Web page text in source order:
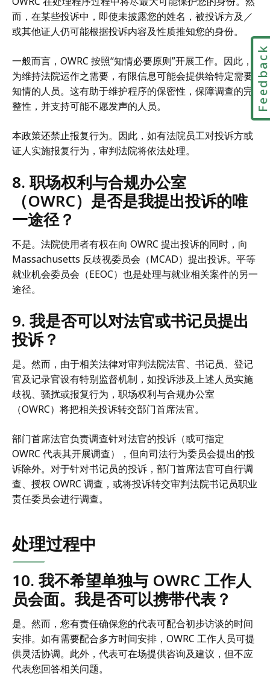
而，在某些投诉中，即使未披露您的姓名，被投诉方及／
或其他证人仍可能根据投诉内容及性质推知您的身份。
一般而言，OWRC 按照“知情必要原则”开展工作。因此，
为维持法院运作之需要，有限信息可能会提供给特定需要
知情的人员。这有助于维护程序的保密性，保障调查的完
整性，并支持可能不愿发声的人员。
本政策还禁止报复行为。因此，如有法院员工对投诉方或
证人实施报复行为，审判法院将依法处理。
8. 职场权利与合规办公室
（OWRC）是否是我提出投诉的唯
一途径？
不是。法院使用者有权在向 OWRC 提出投诉的同时，向
Massachusetts 反歧视委员会（MCAD）提出投诉。平等
就业机会委员会（EEOC）也是处理与就业相关案件的另一
途径。
9. 我是否可以对法官或书记员提出
投诉？
是。然而，由于相关法律对审判法院法官、书记员、登记
官及记录官设有特别监督机制，如投诉涉及上述人员实施
歧视、骚扰或报复行为，职场权利与合规办公室
（OWRC）将把相关投诉转交部门首席法官。
部门首席法官负责调查针对法官的投诉（或可指定
OWRC 代表其开展调查），但向司法行为委员会提出的投
诉除外。对于针对书记员的投诉，部门首席法官可自行调
查、授权 OWRC 调查，或将投诉转交审判法院书记员职业
责任委员会进行调查。
处理过程中
10. 我不希望单独与 OWRC 工作人
员会面。我是否可以携带代表？
是。然而，您有责任确保您的代表可配合初步访谈的时间
安排。如有需要配合多方时间安排，OWRC 工作人员可提
供灵活协调。此外，代表可在场提供咨询及建议，但不应
代表您回答相关问题。
Feedback